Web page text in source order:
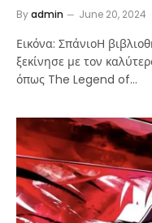
Byadmin June 20, 2024
Εικόνα: ΣπάνιοΗ
ξεκίνησε με τον
όπως The Legend of…